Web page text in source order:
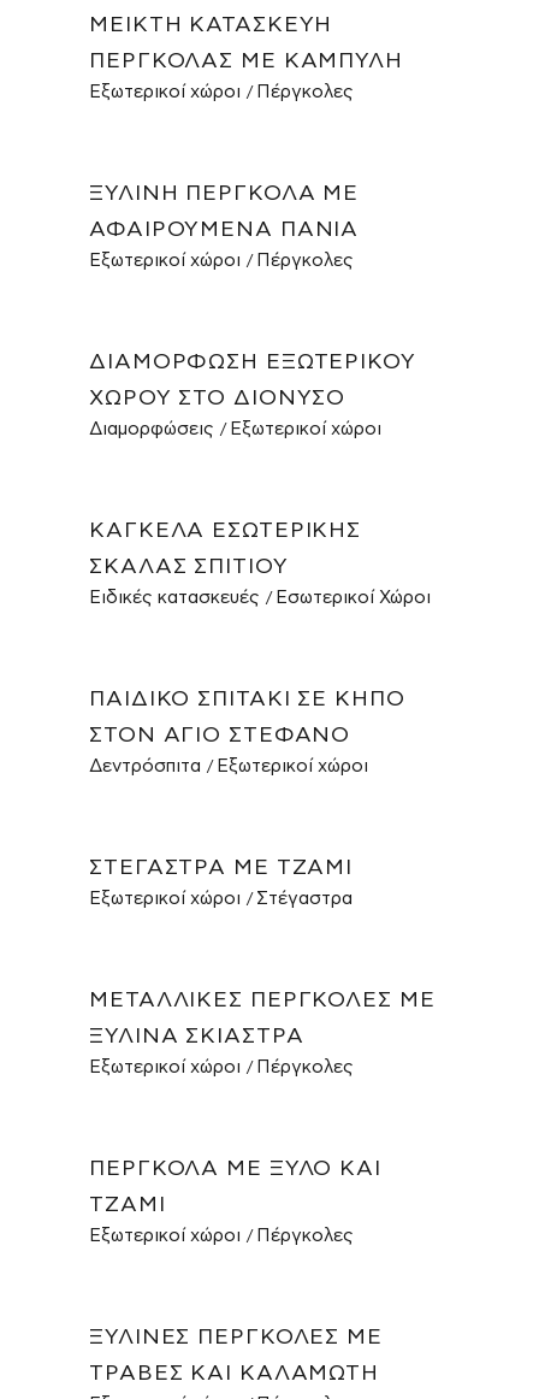
ΜΕΙΚΤΉ ΚΑΤΑΣΚΕΥΉ
ΠΈΡΓΚΟΛΑΣ ΜΕ ΚΑΜΠΎΛΗ
Εξωτερικοί χώροι Πέργκολες
ΞΎΛΙΝΗ ΠΈΡΓΚΟΛΑ ΜΕ
ΑΦΑΙΡΟΎΜΕΝΑ ΠΑΝΙΆ
Εξωτερικοί χώροι Πέργκολες
ΔΙΑΜΌΡΦΩΣΗ ΕΞΩΤΕΡΙΚΟΎ
ΧΏΡΟΥ ΣΤΟ ΔΙΌΝΥΣΟ
Διαμορφώσεις Εξωτερικοί χώροι
ΚΆΓΚΕΛΑ ΕΣΩΤΕΡΙΚΉΣ
ΣΚΆΛΑΣ ΣΠΙΤΙΟΎ
Ειδικές κατασκευές Εσωτερικοί Χώροι
ΠΑΙΔΙΚΌ ΣΠΙΤΆΚΙ ΣΕ ΚΉΠΟ
ΣΤΟΝ ΆΓΙΟ ΣΤΈΦΑΝΟ
Δεντρόσπιτα Εξωτερικοί χώροι
ΣΤΈΓΑΣΤΡΑ ΜΕ ΤΖΆΜΙ
Εξωτερικοί χώροι Στέγαστρα
ΜΕΤΑΛΛΙΚΈΣ ΠΈΡΓΚΟΛΕΣ ΜΕ
ΞΎΛΙΝΑ ΣΚΊΑΣΤΡΑ
Εξωτερικοί χώροι Πέργκολες
ΠΈΡΓΚΟΛΑ ΜΕ ΞΎΛΟ ΚΑΙ
ΤΖΆΜΙ
Εξωτερικοί χώροι Πέργκολες
ΞΎΛΙΝΕΣ ΠΈΡΓΚΟΛΕΣ ΜΕ
ΤΡΆΒΕΣ ΚΑΙ ΚΑΛΑΜΩΤΉ